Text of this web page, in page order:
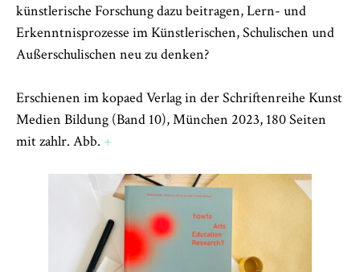
künstlerische Forschung dazu beitragen, Lern- und
Erkenntnisprozesse im Künstlerischen, Schulischen und
Außerschulischen neu zu denken?
Erschienen im kopaed Verlag in der Schriftenreihe Kunst
Medien Bildung (Band 10), München 2023, 180 Seiten
mit zahlr. Abb. +